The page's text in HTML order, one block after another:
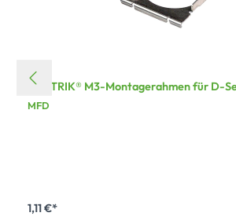
NEUTRIK® M3-Montagerahmen für D-
MFD
1,11 €*